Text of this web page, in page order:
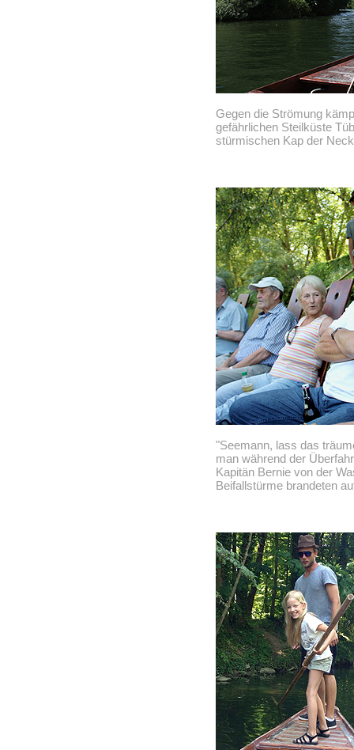
Gegen die Strömung
gefährlichen Steilküste
stürmischen Kap der
"Seemann, lass das
man während der
Kapitän Bernie von der
Beifallstürme brandeten